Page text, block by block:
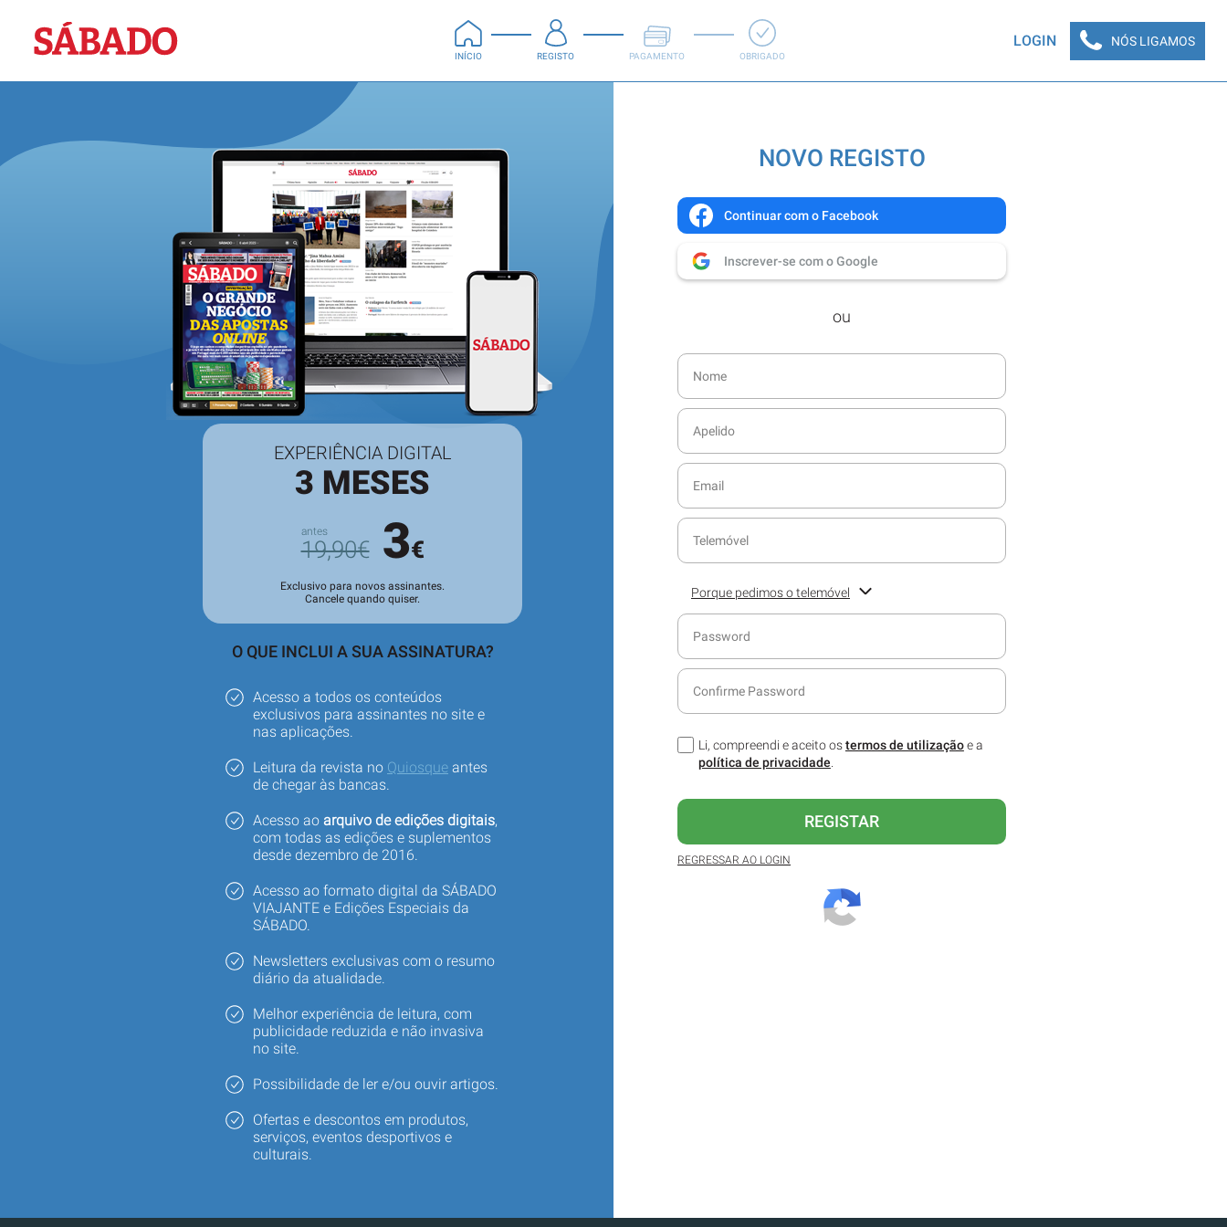
Sábado
INÍCIO REGISTO PAGAMENTO OBRIGADO
LOGIN NÓS LIGAMOS
EXPERIÊNCIA DIGITAL
3 MESES
19,90€ 3€
Exclusivo para novos assinantes.
Cancele quando quiser.
O QUE INCLUI A SUA ASSINATURA?
Acesso a todos os conteúdos
exclusivos para assinantes no site e
nas aplicações.
Leitura da revista no Quiosque antes
de chegar às bancas.
Acesso ao arquivo de edições digitais,
com todas as edições e suplementos
desde dezembro de 2016.
Acesso ao formato digital da SÁBADO
VIAJANTE e Edições Especiais da
SÁBADO.
Newsletters exclusivas com o resumo
diário da atualidade.
Melhor experiência de leitura, com
publicidade reduzida e não invasiva
no site.
Possibilidade de ler e/ou ouvir artigos.
Ofertas e descontos em produtos,
serviços, eventos desportivos e
culturais.
NOVO REGISTO
Continuar com o Facebook
Inscrever-se com o Google
ou
Porque pedimos o telemóvel
seu contacto telefónico para receber informações
Li, compreendi e aceito ostermos de utilizaçãoe a
política de privacidade
REGISTAR
REGRESSAR AO LOGIN